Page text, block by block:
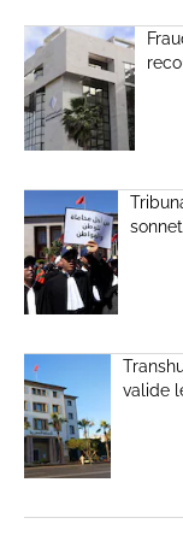
valide